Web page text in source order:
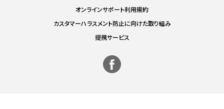
オンラインサポート利用規約
カスタマーハラスメント防止に向けた取り組み
提携サービス